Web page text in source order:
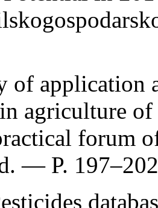
of application
agriculture
forum
— P.